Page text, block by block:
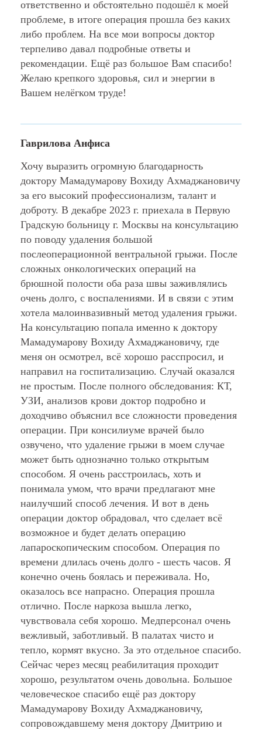
ответственно и обстоятельно подошёл к моей
проблеме, в итоге операция прошла без каких
либо проблем. На все мои вопросы доктор
терпеливо давал подробные ответы и
рекомендации. Ещё раз большое Вам спасибо!
Желаю крепкого здоровья, сил и энергии в
Вашем нелёгком труде!
Гаврилова Анфиса
Хочу выразить огромную благодарность
доктору Мамадумарову Вохиду Ахмаджановичу
за его высокий профессионализм, талант и
доброту. В декабре 2023 г. приехала в Первую
Градскую больницу г. Москвы на консультацию
по поводу удаления большой
послеоперационной вентральной грыжи. После
сложных онкологических операций на
брюшной полости оба раза швы заживлялись
очень долго, с воспалениями. И в связи с этим
хотела малоинвазивный метод удаления грыжи.
На консультацию попала именно к доктору
Мамадумарову Вохиду Ахмаджановичу, где
меня он осмотрел, всё хорошо расспросил, и
направил на госпитализацию. Случай оказался
не простым. После полного обследования: КТ,
УЗИ, анализов крови доктор подробно и
доходчиво объяснил все сложности проведения
операции. При консилиуме врачей было
озвучено, что удаление грыжи в моем случае
может быть однозначно только открытым
способом. Я очень расстроилась, хоть и
понимала умом, что врачи предлагают мне
наилучший способ лечения. И вот в день
операции доктор обрадовал, что сделает всё
возможное и будет делать операцию
лапароскопическим способом. Операция по
времени длилась очень долго - шесть часов. Я
конечно очень боялась и переживала. Но,
оказалось все напрасно. Операция прошла
отлично. После наркоза вышла легко,
чувствовала себя хорошо. Медперсонал очень
вежливый, заботливый. В палатах чисто и
тепло, кормят вкусно. За это отдельное спасибо.
Сейчас через месяц реабилитация проходит
хорошо, результатом очень довольна. Большое
человеческое спасибо ещё раз доктору
Мамадумарову Вохиду Ахмаджановичу,
сопровождавшему меня доктору Дмитрию и